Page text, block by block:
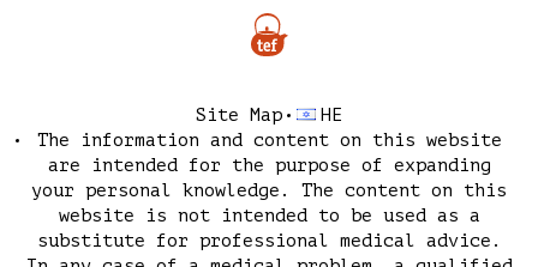
Site Map
HE
The information and content on this website
are intended for the purpose of expanding
your personal knowledge. The content on this
website is not intended to be used as a
substitute for professional medical advice.